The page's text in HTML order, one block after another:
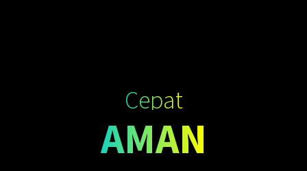
Cepat
AMAN